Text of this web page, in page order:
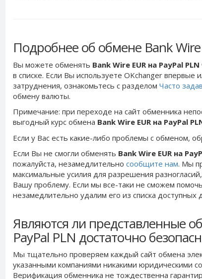
Подробнее об обмене Bank Wire
Вы можете обменять Bank Wire EUR на PayPal PLN
в списке. Если Вы используете OKchanger впервые
затруднения, ознакомьтесь с разделом Часто
обмену валюты.
Примечание: при переходе на сайт обменника
выгодный курс обмена Bank Wire EUR на PayPal
Если у Вас есть какие-либо проблемы с обменом,
Если Вы не смогли обменять Bank Wire EUR на
пожалуйста, незамедлительно сообщите нам. Мы
максимальные усилия для разрешения
Вашу проблему. Если мы все-таки не сможем
незамедлительно удалим его из списка доступных
Являются ли представленные
PayPal PLN достаточно
Мы тщательно проверяем каждый сайт обмена
указанными компаниями никакими юридическими
Верификация обменника не тождественна